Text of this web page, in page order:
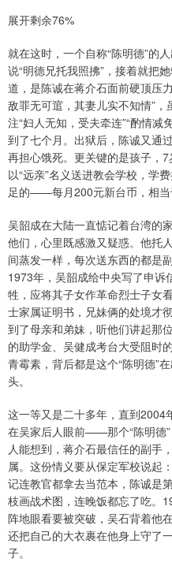
展开剩余76%
就在这时，一个自称“陈明德”的
说“明德兄托我照拂”，接着就把
道，是陈诚在蒋介石面前硬顶压
敌罪无可逭，其妻儿实不知情”
注“妇人无知，受夫牵连”“酌情
到了七个月。出狱后，陈诚又通
再担心饿死。更关键的是孩子，7
以“远亲”名义送进教会学校，学
足的——每月200元新台币，相当
吴韶成在大陆一直惦记着台湾的
他们，心里既感激又疑惑。他托
间蒸发一样，每次送东西的都是
1973年，吴韶成给中央写了申诉
牲，应将其子女作革命烈士子女
士家属证明书，兄妹俩的处境才
到了母亲和弟妹，听他们讲起那
的助学金、吴健成考台大受阻时
青霉素，背后都是这个“陈明德”
头。
这一等又是二十多年，直到2004
在吴家后人眼前——那个“陈明德
人能想到，蒋介石最信任的副手
属。这份情义要从保定军校说起
记连教官都拿去当范本，陈诚是
枝画战术图，连晚饭都忘了吃。
阵地眼看要被突破，吴石背着他
还把自己的大衣裹在他身上守了
子。